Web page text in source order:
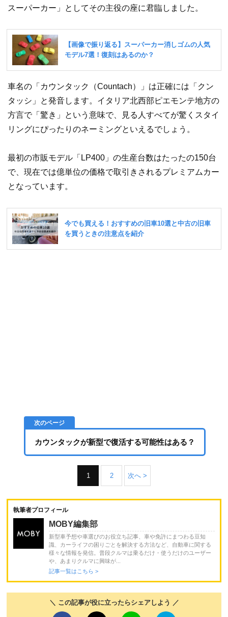
スーパーカー」としてその主役の座に君臨しました。
車名の「カウンタック（Countach）」は正確には「クン
タッシ」と発音します。イタリア北西部ピエモンテ地方の
方言で「驚き」という意味で、見る人すべてが驚くスタイ
リングにぴったりのネーミングといえるでしょう。
最初の市販モデル「LP400」の生産台数はたったの150台
で、現在では億単位の価格で取引きされるプレミアムカー
となっています。
カウンタックが新型で復活する可能性はある？
1 2 次へ >
執筆者プロフィール
MOBY編集部
新型車予想や車選びのお役立ち記事、車や免許にまつわる豆知
識、カーライフの困りごとを解決する方法など、自動車に関する
様々な情報を発信。普段クルマは乗るだけ・使うだけのユーザー
や、あまりクルマに興味が...
記事一覧はこちら >
＼ この記事が役に立ったらシェアしよう ／